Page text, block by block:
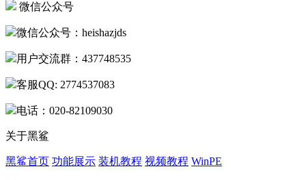
微信公众号
微信公众号：heishazjds
用户交流群：437748535
客服QQ: 2774537083
电话：020-82109030
关于黑鲨
黑鲨首页 功能展示 装机教程 视频教程 WinPE